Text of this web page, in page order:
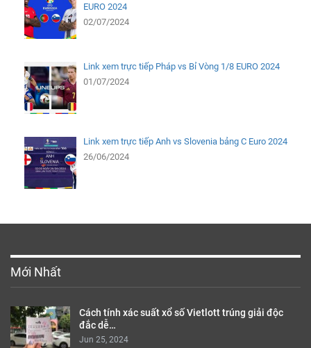
EURO 2024
02/07/2024
Link xem trực tiếp Pháp vs Bỉ Vòng 1/8 EURO 2024
01/07/2024
Link xem trực tiếp Anh vs Slovenia bảng C Euro 2024
26/06/2024
Mới Nhất
Cách tính xác suất xổ số Vietlott trúng giải độc
đắc dễ…
Jun 25, 2024